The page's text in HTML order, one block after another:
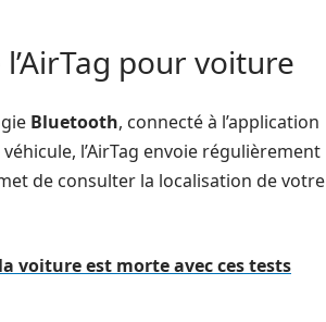
pour voiture
Bluetooth, connecté à l’application
l’AirTag envoie régulièrement
de consulter la localisation de votre
voiture est morte avec ces tests